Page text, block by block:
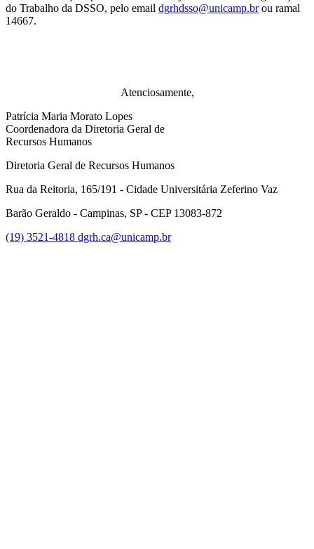
do Trabalho da DSSO, pelo email dgrhdsso@unicamp.brou ramal
14667.
Atenciosamente,
Patrícia Maria Morato Lopes
Coordenadora da Diretoria Geral de
Recursos Humanos
Diretoria Geral de Recursos Humanos
Rua da Reitoria, 165/191 - Cidade Universitária Zeferino Vaz
Barão Geraldo - Campinas, SP - CEP 13083-872
(19) 3521-4818 dgrh.ca@unicamp.br